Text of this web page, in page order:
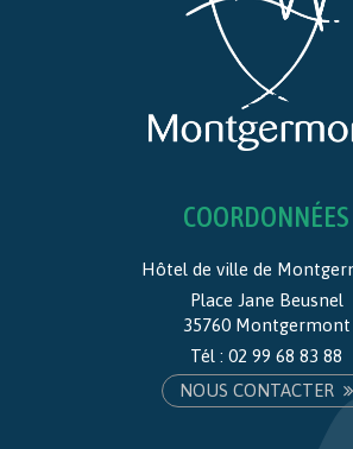
COORDONNÉES
Hôtel de ville de
Place Jane Beusnel
35760 Montgermont
Tél : 02 99 68 83 88
NOUS CONTACTER